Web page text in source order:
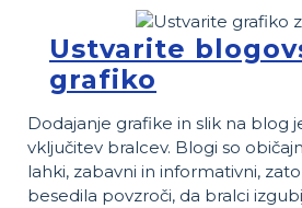
Ustvarite
grafiko
Dodajanje grafike in slik na blog
vključitev bralcev. Blogi so
lahki, zabavni in informativni,
besedila povzroči, da bralci